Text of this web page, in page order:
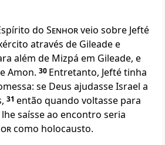
do Senhorveio sobre Jefté
através de Gileade e
além de Mizpá em Gileade, e
Amon. 30 Entretanto, Jefté tinha
se Deus ajudasse Israel a
31 então quando voltasse para
saísse ao encontro seria
como holocausto.